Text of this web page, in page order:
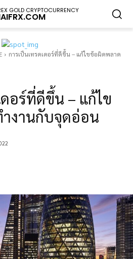
GOLD CRYPTOCURRENCY
การเป็นเทรดเดอร์ที่ดีขึ้น – แก้ไขข้อผิดพลาด
ดอร์ที่ดีขึ้น – แก้ไข
งานกับจุดอ่อน